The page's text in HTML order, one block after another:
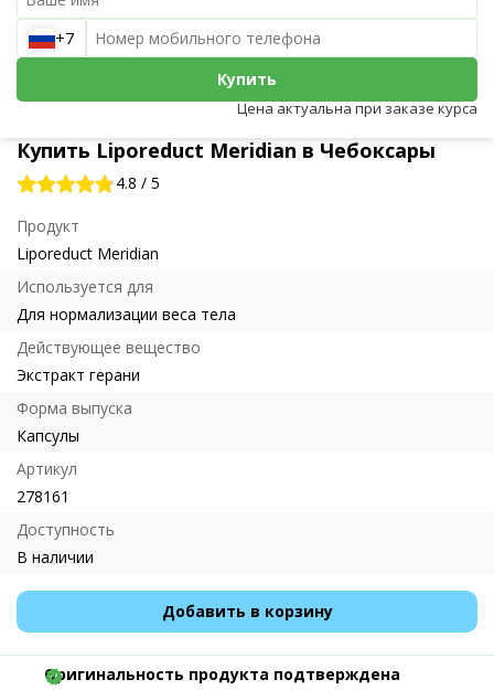
Купить Liporeduct Meridian в Чебоксары
4.8 / 5
Продукт
Liporeduct Meridian
Используется для
Для нормализации веса тела
Действующее вещество
Экстракт герани
Форма выпуска
Капсулы
Артикул
278161
Доступность
В наличии
Добавить в корзину
+7
Купить
Цена актуальна при заказе курса
Оригинальность продукта подтверждена